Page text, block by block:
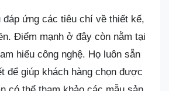
đáp ứng các tiêu chí về thiết kế,
Điểm mạnh ở đây còn nằm tại
hiểu công nghệ. Họ luôn sẵn
để giúp khách hàng chọn được